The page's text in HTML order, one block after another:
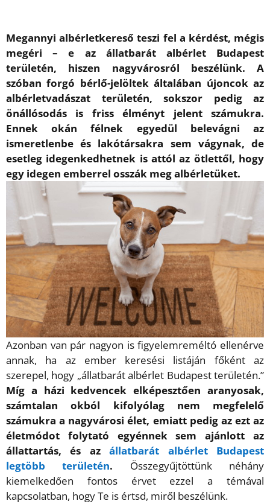
Megannyi albérletkereső teszi fel a kérdést, mégis
megéri – e az állatbarát albérlet Budapest
területén, hiszen nagyvárosról beszélünk. A
szóban forgó bérlő-jelöltek általában újoncok az
albérletvadászat területén, sokszor pedig az
önállósodás is friss élményt jelent számukra.
Ennek okán félnek egyedül belevágni az
ismeretlenbe és lakótársakra sem vágynak, de
esetleg idegenkedhetnek is attól az ötlettől, hogy
egy idegen emberrel osszák meg albérletüket.
Azonban van pár nagyon is figyelemreméltó ellenérve
annak, ha az ember keresési listáján főként az
szerepel, hogy „állatbarát albérlet Budapest területén.”
Míg a házi kedvencek elképesztően aranyosak,
számtalan okból kifolyólag nem megfelelő
számukra a nagyvárosi élet, emiatt pedig az ezt az
életmódot folytató egyénnek sem ajánlott az
állattartás, és azállatbarát albérlet Budapest
legtöbb területén. Összegyűjtöttünk néhány
kiemelkedően fontos érvet ezzel a témával
kapcsolatban, hogy Te is értsd, miről beszélünk.